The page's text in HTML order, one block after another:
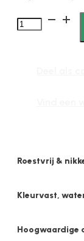
2609
Roestvrij &
Kleurvast,
Hoogwaardige